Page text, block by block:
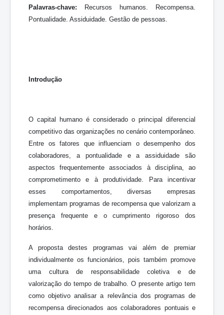
Palavras-chave: Recursos humanos. Recompensa.
Pontualidade. Assiduidade. Gestão de pessoas.
Introdução
O capital humano é considerado o principal diferencial
competitivo das organizações no cenário contemporâneo.
Entre os fatores que influenciam o desempenho dos
colaboradores, a pontualidade e a assiduidade são
aspectos frequentemente associados à disciplina, ao
comprometimento e à produtividade. Para incentivar
esses comportamentos, diversas empresas
implementam programas de recompensa que valorizam a
presença frequente e o cumprimento rigoroso dos
horários.
A proposta destes programas vai além de premiar
individualmente os funcionários, pois também promove
uma cultura de responsabilidade coletiva e de
valorização do tempo de trabalho. O presente artigo tem
como objetivo analisar a relevância dos programas de
recompensa direcionados aos colaboradores pontuais e